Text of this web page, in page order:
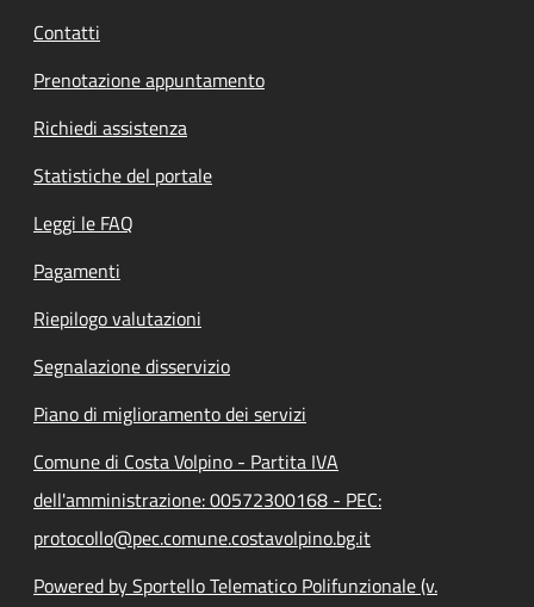
Contatti
Prenotazione appuntamento
Richiedi assistenza
Statistiche del portale
Leggi le FAQ
Pagamenti
Riepilogo valutazioni
Segnalazione disservizio
Piano di miglioramento dei servizi
Comune di Costa Volpino - Partita IVA
dell'amministrazione: 00572300168 - PEC:
protocollo@pec.comune.costavolpino.bg.it
Powered by Sportello Telematico Polifunzionale (v.